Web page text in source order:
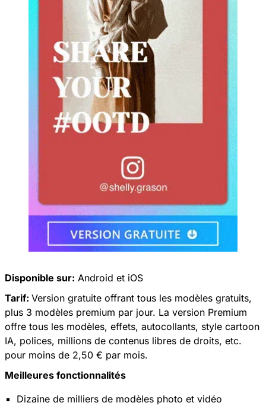
Disponible sur: Android et iOS
Tarif: Version gratuite offrant tous les modèles gratuits,
plus 3 modèles premium par jour. La version Premium
offre tous les modèles, effets, autocollants, style cartoon
IA, polices, millions de contenus libres de droits, etc.
pour moins de 2,50 € par mois.
Meilleures fonctionnalités
Dizaine de milliers de modèles photo et vidéo